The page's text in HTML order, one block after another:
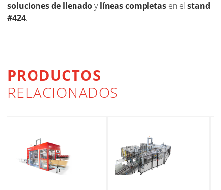
soluciones de llenadoylíneas completas en el stand
#424.
PRODUCTOS
RELACIONADOS